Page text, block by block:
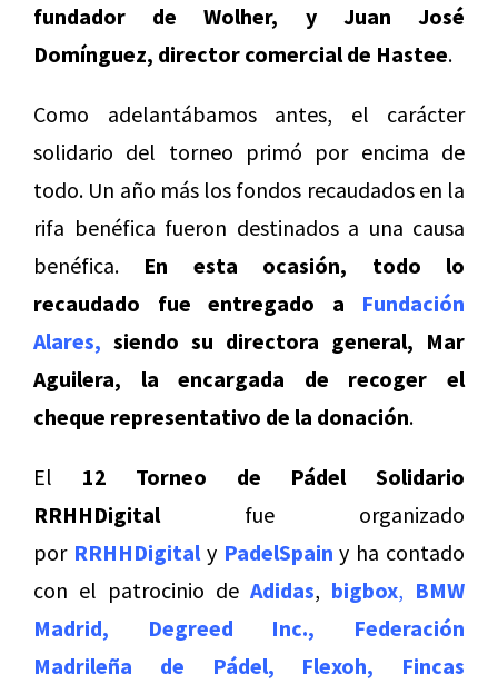
fundador de Wolher, y Juan José
Domínguez, director comercial de Hastee.
Como adelantábamos antes, el carácter
solidario del torneo primó por encima de
todo. Un año más los fondos recaudados en la
rifa benéfica fueron destinados a una causa
benéfica. En esta ocasión, todo lo
recaudado fue entregado a Fundación
Alares, siendo su directora general, Mar
Aguilera, la encargada de recoger el
cheque representativo de la donación.
El 12 Torneo de Pádel Solidario
RRHHDigital fue organizado
por RRHHDigitaly PadelSpain y ha contado
con el patrocinio de Adidas, bigbox, BMW
Madrid, Degreed Inc.,
Federación
Madrileña de Pádel, Flexoh, Fincas